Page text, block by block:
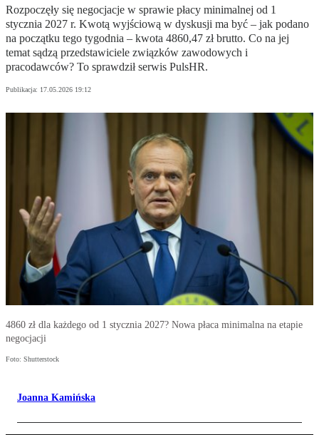
Rozpoczęły się negocjacje w sprawie płacy minimalnej od 1
stycznia 2027 r. Kwotą wyjściową w dyskusji ma być – jak podano
na początku tego tygodnia – kwota 4860,47 zł brutto. Co na jej
temat sądzą przedstawiciele związków zawodowych i
pracodawców? To sprawdził serwis PulsHR.
Publikacja: 17.05.2026 19:12
4860 zł dla każdego od 1 stycznia 2027? Nowa płaca minimalna na etapie
negocjacji
Foto: Shutterstock
Joanna Kamińska